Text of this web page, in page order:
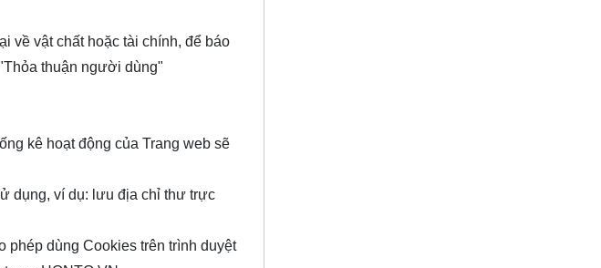
về vật chất hoặc tài chính, để báo
thuận người dùng"
kê hoạt động của Trang web sẽ
dụng, ví dụ: lưu địa chỉ thư trực
phép dùng Cookies trên trình duyệt